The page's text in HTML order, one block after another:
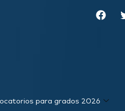
para grados 2026